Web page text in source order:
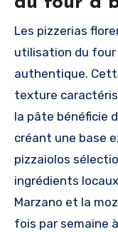
Les pizzerias
utilisation du four
authentique.
texture
la pâte bénéficie
créant une base
pizzaiolos
ingrédients
Marzano et la
fois par semaine